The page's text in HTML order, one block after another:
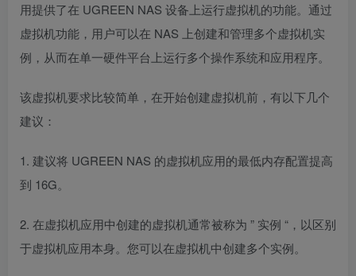
用提供了在 UGREEN NAS 设备上运行虚拟机的功能。通过
虚拟机功能，用户可以在 NAS 上创建和管理多个虚拟机实
例，从而在单一硬件平台上运行多个操作系统和应用程序。
该虚拟机要求比较简单，在开始创建虚拟机前，有以下几个
建议：
1. 建议将 UGREEN NAS 的虚拟机应用的最低内存配置提高
到 16G。
2. 在虚拟机应用中创建的虚拟机通常被称为 ” 实例 “，以区别
于虚拟机应用本身。您可以在虚拟机中创建多个实例。